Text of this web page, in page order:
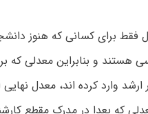
فقط برای کسانی که هنوز
هستند و بنابراین معدلی که
وارد کرده اند، معدل نهایی
که بعدا در مدرک مقطع